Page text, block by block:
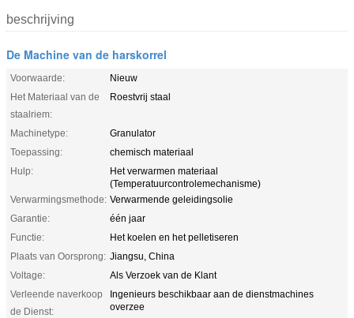
beschrijving
De Machine van de harskorrel
Voorwaarde:
Nieuw
Het Materiaal van de
staalriem:
Roestvrij staal
Machinetype:
Granulator
Toepassing:
chemisch materiaal
Hulp:
Het verwarmen materiaal
(Temperatuurcontrolemechanisme)
Verwarmingsmethode: Verwarmende geleidingsolie
Garantie:
één jaar
Functie:
Het koelen en het pelletiseren
Plaats van Oorsprong: Jiangsu, China
Voltage:
Als Verzoek van de Klant
Verleende naverkoop
de Dienst:
Ingenieurs beschikbaar aan de dienstmachines
overzee